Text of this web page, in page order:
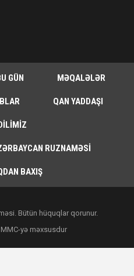
GÜN MƏQALƏLƏR
QAN YADDAŞI
RUZNAMƏSI
BAXIŞ
Bütün hüquqlar qorunur.
yə məxsusdur